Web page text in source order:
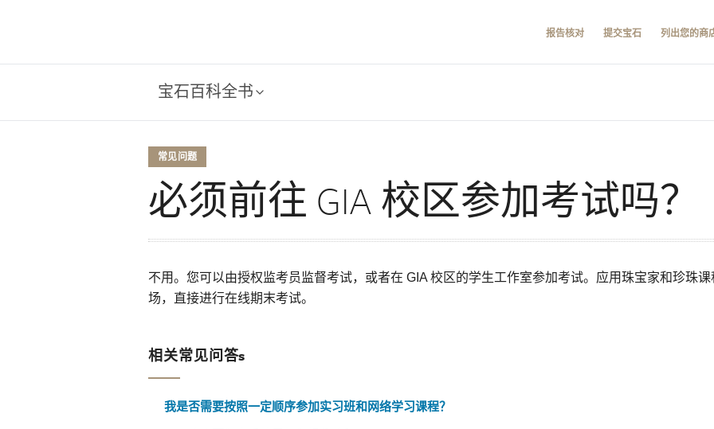
报告核对 提交宝石 列出您的商
宝石百科全书
常见问题
必须前往 GIA 校区参加考试吗？
不用。您可以由授权监考员监督考试，或者在 GIA 校区的学生工作室参加考试。应用珠宝家和珍珠
场，直接进行在线期末考试。
相关常见问答s
我是否需要按照一定顺序参加实习班和网络学习课程？